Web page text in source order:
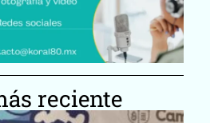
reciente